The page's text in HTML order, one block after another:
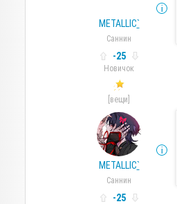
METALLIC`
Саннин
-25
Новичок
[вещи]
METALLIC`
Саннин
-25